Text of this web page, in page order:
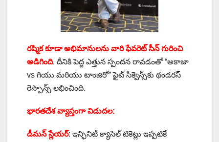
రష్మిక కూడా అభిమానులను వారి ఫేవరెట్ సీన్ గురించి
అడిగింది. దీనికి పెద్ద ఎత్తున స్పందన రావడంతో “అకాజా
vs గియు మరియు టాంజిరో” ఫైట్ సీక్వెన్స్‌కు థండరస్
రెస్పాన్స్ లభించింది.
భారతదేశ వ్యాప్తంగా విడుదల:
డీమన్ స్లేయర్: ఇన్ఫినిటీ క్యాసిల్ టికెట్లు ఇప్పటికే